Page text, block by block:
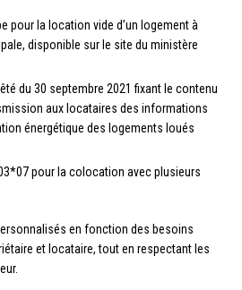
pour la location vide d’un logement à
disponible sur le site du ministère
du 30 septembre 2021 fixant le contenu
aux locataires des informations
énergétique des logements loués
pour la colocation avec plusieurs
en fonction des besoins
et locataire, tout en respectant les